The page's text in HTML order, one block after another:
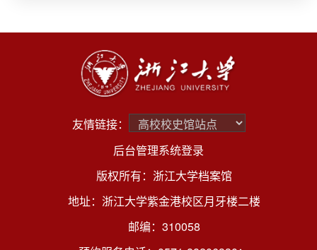
友情链接：
后台管理系统登录
版权所有：浙江大学档案馆
地址：浙江大学紫金港校区月牙楼二楼
邮编：310058